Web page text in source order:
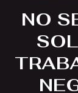
NO